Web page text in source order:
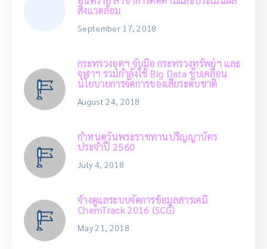
สิ่งแวดล้อม
September 17, 2018
กระทรวงอุตฯ จับมือ กระทรวงทรัพย์ฯ และ
จุฬาฯ รวมกำลังใช้ Big Data ขับเคลื่อน
นโยบายการจัดการของเสียระดับชาติ
August 24, 2018
กำหนดวันพระราชทานปริญญาบัตร
ประจำปี 2560
July 4, 2018
จ้างดูแลระบบจัดการข้อมูลสารเคมี
ChemTrack 2016 (SCG)
May 21, 2018